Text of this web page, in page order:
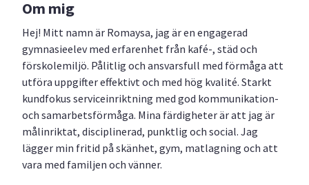
Om mig
Hej! Mitt namn är Romaysa, jag är en engagerad
gymnasieelev med erfarenhet från kafé-, städ och
förskolemiljö. Pålitlig och ansvarsfull med förmåga att
utföra uppgifter effektivt och med hög kvalité. Starkt
kundfokus serviceinriktning med god kommunikation-
och samarbetsförmåga. Mina färdigheter är att jag är
målinriktat, disciplinerad, punktlig och social. Jag
lägger min fritid på skänhet, gym, matlagning och att
vara med familjen och vänner.